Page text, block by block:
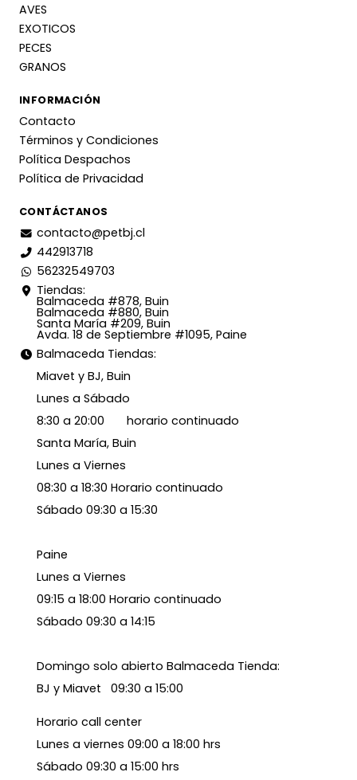
AVES
EXOTICOS
PECES
GRANOS
INFORMACIÓN
Contacto
Términos y Condiciones
Política Despachos
Política de Privacidad
CONTÁCTANOS
contacto@petbj.cl
442913718
56232549703
Tiendas:
Balmaceda #878, Buin
Balmaceda #880, Buin
Santa María #209, Buin
Avda. 18 de Septiembre #1095, Paine
Balmaceda Tiendas:
Miavet y BJ, Buin
Lunes a Sábado
8:30 a 20:00 horario continuado
Santa María, Buin
Lunes a Viernes
08:30 a 18:30 Horario continuado
Sábado 09:30 a 15:30
Paine
Lunes a Viernes
09:15 a 18:00 Horario continuado
Sábado 09:30 a 14:15
Domingo solo abierto Balmaceda Tienda:
BJ y Miavet 09:30 a 15:00
Horario call center
Lunes a viernes 09:00 a 18:00 hrs
Sábado 09:30 a 15:00 hrs